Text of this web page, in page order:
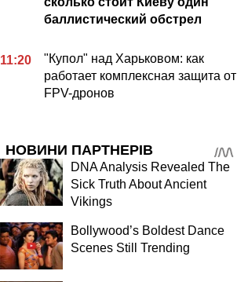
баллистический обстрел
11:20
"Купол" над Харьковом: как
работает комплексная защита от
FPV-дронов
НОВИНИ ПАРТНЕРІВ
DNA Analysis Revealed The
Sick Truth About Ancient
Vikings
Bollywood’s Boldest Dance
Scenes Still Trending